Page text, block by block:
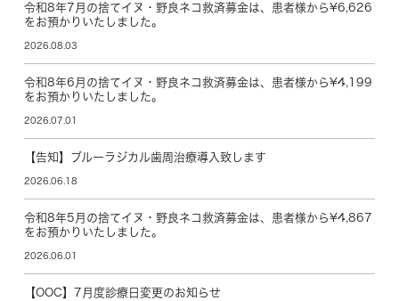
令和8年7月の捨てイヌ・野良ネコ救済募金は、患者様から¥6,626
をお預かりいたしました。
2026.08.03
令和8年6月の捨てイヌ・野良ネコ救済募金は、患者様から¥4,199
をお預かりいたしました。
2026.07.01
【告知】ブルーラジカル歯周治療導入致します
2026.06.18
令和8年5月の捨てイヌ・野良ネコ救済募金は、患者様から¥4,867
をお預かりいたしました。
2026.06.01
【OOC】7月度診療日変更のお知らせ